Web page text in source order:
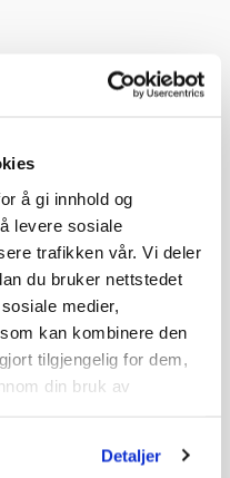
å gi innhold og
levere sosiale
trafikken vår. Vi deler
du bruker nettstedet
medier,
kan kombinere den
tilgjengelig for dem,
din bruk av
Detaljer